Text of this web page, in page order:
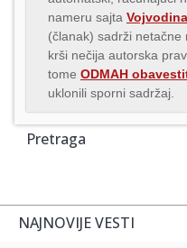
nameru sajta
(članak) sadrži
krši nečija autorska
tome ODMAH
uklonili sporni sadržaj.
Pretraga
NAJNOVIJE VESTI